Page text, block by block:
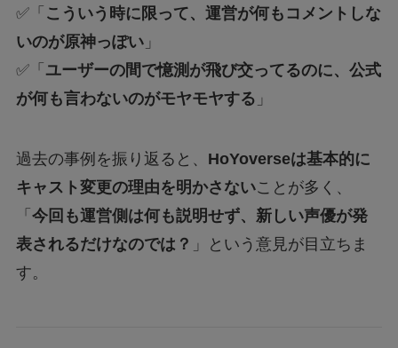
✅「 こういう時に限って、運営が何もコメントしな
いのが原神っぽい」
✅「 ユーザーの間で憶測が飛び交ってるのに、公式
が何も言わないのがモヤモヤする 」
過去の事例を振り返ると、 HoYoverseは基本的に
キャスト変更の理由を明かさないことが多く、
「 今回も運営側は何も説明せず、新しい声優が発
表されるだけなのでは？ 」という意見が目立ちま
す。